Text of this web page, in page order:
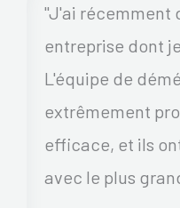
"J'ai récemment
entreprise dont
L'équipe de
extrêmement
efficace, et ils
avec le plus